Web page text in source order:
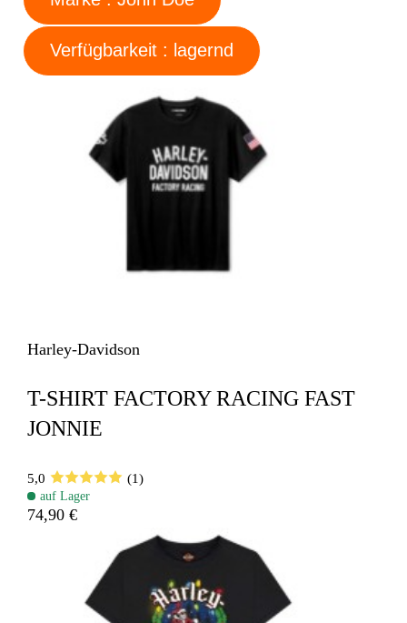
Verfügbarkeit : lagernd
Harley-Davidson
T-SHIRT FACTORY RACING FAST
JONNIE
5,0
(1)
auf Lager
74,90 €